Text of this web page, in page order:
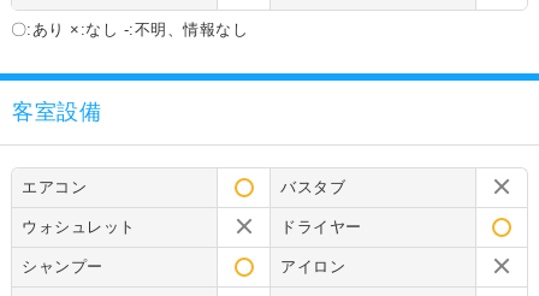
〇:あり ×:なし -:不明、情報なし
客室設備
エアコン バスタブ
ウォシュレット ドライヤー
シャンプー アイロン